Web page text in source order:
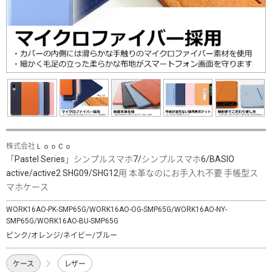
株式会社ＬｏｏＣｏ
「Pastel Series」シンプルスマホ7/シンプルスマホ6/BASIO
active/active2 SHG09/SHG12用 本革なのにお手入れ不要 手帳型ス
マホケース
WORK16AO-PK-SMP65G/WORK16AO-OG-SMP65G/WORK16AO-NY-
SMP65G/WORK16AO-BU-SMP65G
ピンク/オレンジ/ネイビー/ブルー
ケース レザー